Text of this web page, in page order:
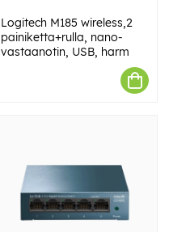
Logitech M185 wireless,2
painiketta+rulla, nano-
vastaanotin, USB, harm